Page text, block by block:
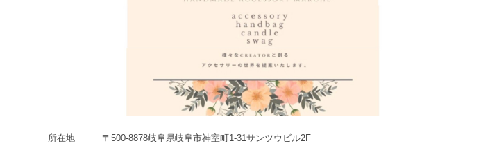
所在地
〒500-8878岐阜県岐阜市神室町1-31サンツウビル2F